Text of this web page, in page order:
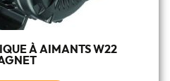
À AIMANTS W22